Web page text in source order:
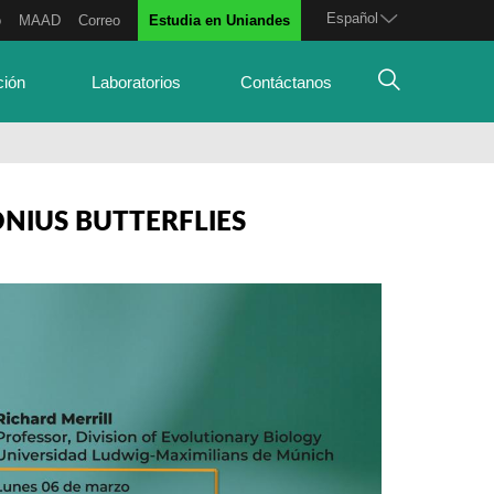
Español
MAAD Correo Estudia en Uniandes
Laboratorios Contáctanos
BUTTERFLIES